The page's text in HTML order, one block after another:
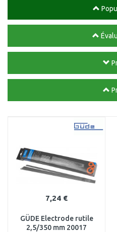
7,24 €
GÜDE Electrode rutile
2,5/350 mm 20017